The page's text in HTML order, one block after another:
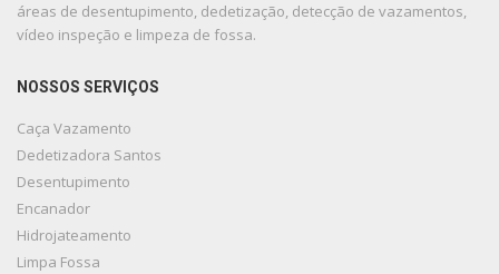
áreas de desentupimento, dedetização, detecção de vazamentos,
vídeo inspeção e limpeza de fossa.
NOSSOS SERVIÇOS
Caça Vazamento
Dedetizadora Santos
Desentupimento
Encanador
Hidrojateamento
Limpa Fossa